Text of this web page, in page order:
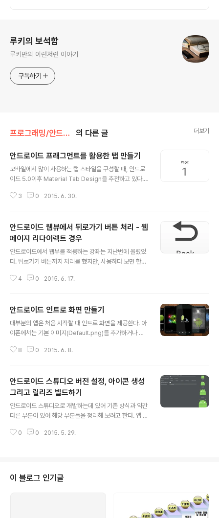
루키의 보석함
루키만의 이런저런 이야기
구독하기
프로그래밍/안드로이드 의 다른 글 더보기
안드로이드 프래그먼트를 활용한 탭 만들기
모바일에서 많이 사용하는 탭 스타일을 구성할 때, 안드로
이드 5.0이후 Material Tab Design을 추천하고 있다.
된 UI/UX를 제공하는 것을 말한다. 다시 말해 UI/UX의 일
를 활용하여 탭 사이를 빠르게 이동하고, 좌우로 스와이프
(Swipe)하는 기능을 제공하고 있다. 안드로이도 예제인 S
lidingTabsBasic과 SlidingTabsColors를 다운 받아
서 살펴보면 이해할 수 있을 것이다. 안드로이드 탭 스타일
SlidingTabsBasic을 기반으로 안드로이드 탭 구성을 살
펴보도록 하자. 기본적으로..
3 0 2015. 6. 30.
안드로이드 웹뷰에서 뒤로가기 버튼 처리 - 웹
페이지 리다이렉트 경우
안드로이드에서 웹뷰를 적용하는 강좌는 지난번에 올렸었
다. 뒤로가기 버튼까지 처리를 했지만, 사용하다 보면 한가
후, 내부적으로 여러번 리다이렉트가 발생할 경우이다. 이
다시 현재 보고 있는 페이지로 돌아오게 되는 것이다. 이런
문제를 해결하기 위해서 다음과 같은 방식을 사용해봤다.
현재 URL을 변수에 저장하고 새로운 URL이 로딩되었는
다. WebViewClient를 상속한 클래스의 shouldOverri
4 0 2015. 6. 17.
안드로이드 인트로 화면 만들기
대부분의 앱은 처음 시작할 때 인트로 화면을 제공한다. 아
이폰에서는 기본 이미지(Default.png)를 추가하거나 설
간만을 주는 다음 한줄 코드로 인트로 화면이 해결된다. [N
는다. 그렇다고 인트로 화면을 전혀 제공해 줄 수 없는 것은
아니다. 인트로를 위한 액티비티를 하나 만들고, 앱이 실행
될 때 해당 액티비티가 먼저 뜨도록 구성하면 된다. 그리고
일정 시간이 지나면 실제 처음 나오는 액티비티가 실행되
도록 하면 된다. AndroidManifest.xml 파일 설정 먼저
처음 실행하는 액티비티가 인트로 화면이 되도록 An..
8 0 2015. 6. 8.
안드로이드 스튜디오 버전 설정, 아이콘 생성
그리고 릴리즈 빌드하기
안드로이드 스튜디오로 개발하는데 있어 기존 방식과 약간
다른 부분이 있어 해당 부분들을 정리해 보려고 한다. 앱 버
manifest.xml 파일에 versionCode와 versionNam
디오에서 생성한 프로젝트는 아무리 manifest.xml을 수
정해도 적용되지 않는다. 그 이유는 바로 Gradle Script
0 0 2015. 5. 29.
이 블로그 인기글